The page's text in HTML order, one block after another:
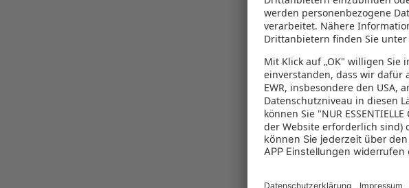
Familie
Babysitting
Kinderfreundlich
Spielplatz
Internet